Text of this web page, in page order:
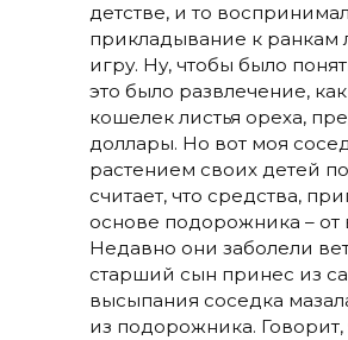
детстве, и то
прикладывание к ранкам
игру. Ну, чтобы было
это было развлечение,
кошелек листья ореха,
доллары. Но вот моя
растением своих детей
считает, что средства,
основе подорожника – от
Недавно они заболели
старший сын принес из
высыпания соседка
из подорожника. Говорит,